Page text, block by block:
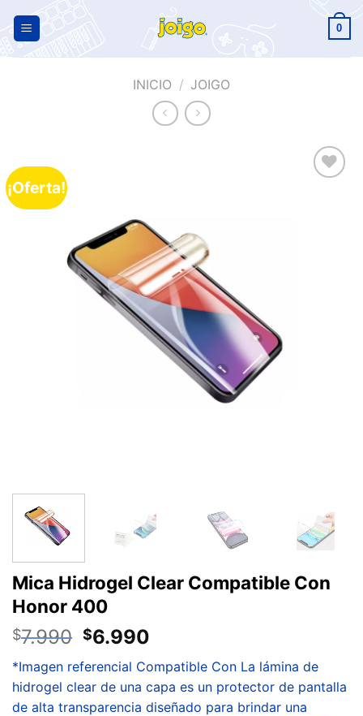
0
INICIO / JOIGO
¡Oferta!
Mica Hidrogel Clear Compatible Con
Honor 400
$7.990 $6.990
*Imagen referencial Compatible Con La lámina de
hidrogel clear de una capa es un protector de pantalla
de alta transparencia diseñado para brindar una